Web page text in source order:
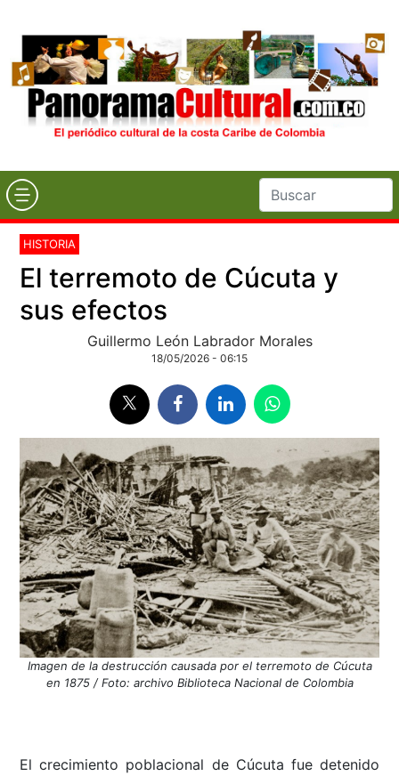
HISTORIA
El terremoto de Cúcuta y
sus efectos
Guillermo León Labrador Morales
18/05/2026 - 06:15
Imagen de la destrucción causada por el terremoto de Cúcuta
en 1875 / Foto: archivo Biblioteca Nacional de Colombia
El crecimiento poblacional de Cúcuta fue detenido